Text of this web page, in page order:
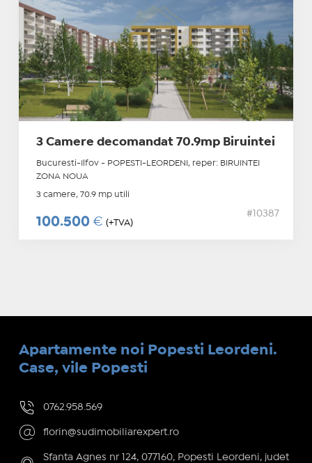
3 Camere decomandat 70.9mp Biruintei
Bucuresti-Ilfov - POPESTI-LEORDENI, reper: BIRUINTEI
ZONA NOUA
3 camere, 70.9 mp utili
100.500 € (+TVA)
#10387
Apartamente noi Popesti Leordeni.
Case, vile Popesti
0762.958.569
florin@sudimobiliarexpert.ro
Sfanta Agnes nr 124, 077160, Popesti Leordeni, judet